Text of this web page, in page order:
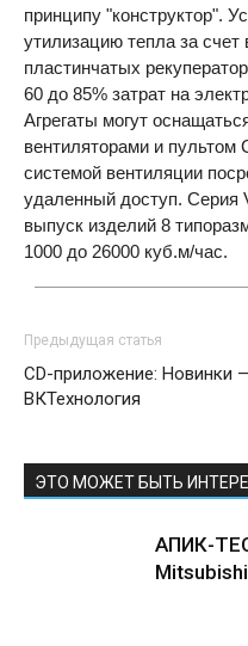
принципу "конструктор".
утилизацию тепла за
пластинчатых
60 до 85% затрат на
Агрегаты могут
вентиляторами и пультом
системой вентиляции
удаленный доступ. Серия
выпуск изделий 8
1000 до 26000 куб.м/час.
Предыдущая статья
CD-приложение: Новинки
ВКТехнология
ЭТО МОЖЕТ БЫТЬ
АПИК-